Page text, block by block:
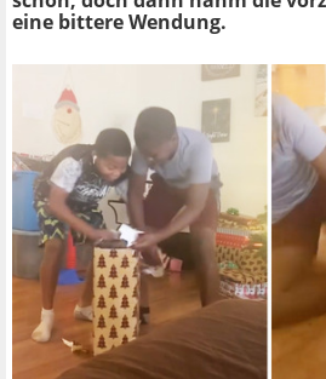
eine bittere Wendung.